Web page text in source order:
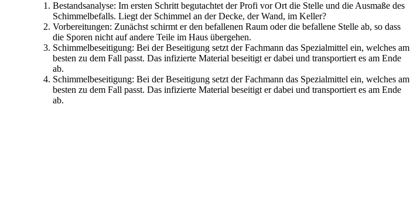
Bestandsanalyse: Im ersten Schritt begutachtet der Profi vor Ort die Stelle und die Ausmaße des
Schimmelbefalls. Liegt der Schimmel an der Decke, der Wand, im Keller?
Vorbereitungen: Zunächst schirmt er den befallenen Raum oder die befallene Stelle ab, so dass
die Sporen nicht auf andere Teile im Haus übergehen.
Schimmelbeseitigung: Bei der Beseitigung setzt der Fachmann das Spezialmittel ein, welches am
besten zu dem Fall passt. Das infizierte Material beseitigt er dabei und transportiert es am Ende
ab.
Schimmelbeseitigung: Bei der Beseitigung setzt der Fachmann das Spezialmittel ein, welches am
besten zu dem Fall passt. Das infizierte Material beseitigt er dabei und transportiert es am Ende
ab.